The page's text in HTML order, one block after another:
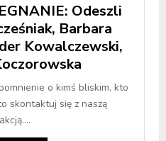
Odeszli
Barbara
Kowalczewski,
o kimś bliskim, kto
skontaktuj się z naszą